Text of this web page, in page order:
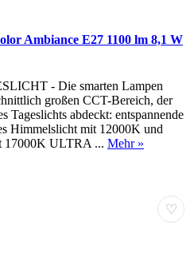
Ambiance E27 1100 lm 8,1 W
- Die smarten Lampen
großen CCT-Bereich, der
Tageslichts abdeckt: entspannende
Himmelslicht mit 12000K und
17000K ULTRA ... Mehr »
♡